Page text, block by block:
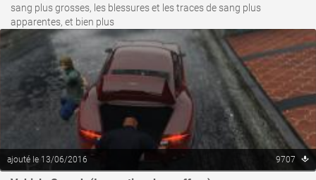
sang plus grosses, les blessures et les traces de sang plus
apparentes, et bien plus
ajouté le 13/06/2016 9707